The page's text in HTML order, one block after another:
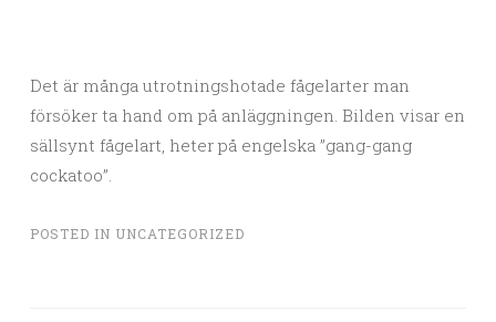
Det är många utrotningshotade fågelarter man
försöker ta hand om på anläggningen. Bilden visar en
sällsynt fågelart, heter på engelska ”gang-gang
cockatoo”.
POSTED IN UNCATEGORIZED